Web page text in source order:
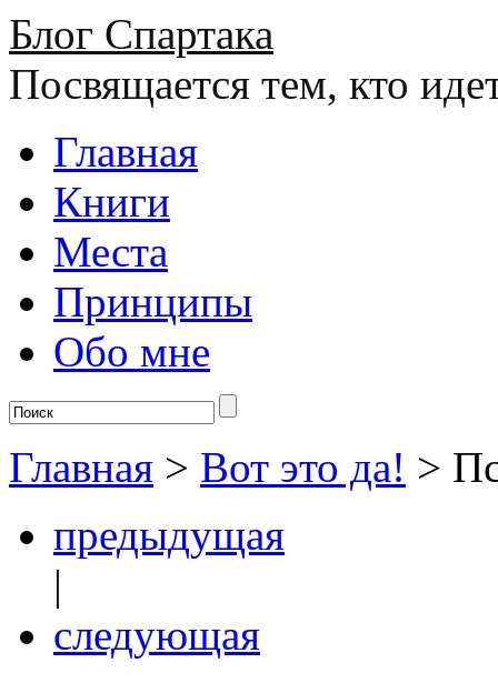
Блог Спартака
Посвящается тем, кто
Главная
Книги
Места
Принципы
Обо мне
Главная > Вот это да! >
предыдущая
|
следующая